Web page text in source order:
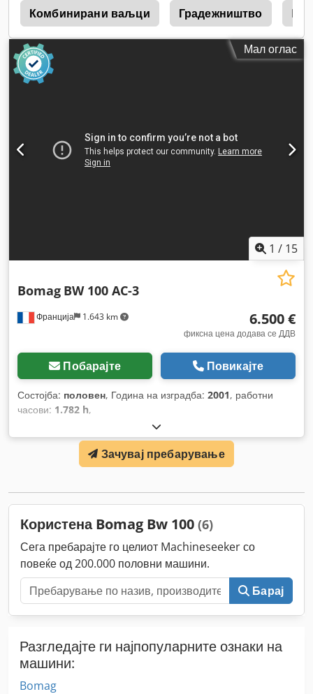
Комбинирани ваљци Градежништво
Мал оглас
1 / 15
Франција 1.643 km
Bomag BW 100 AC-3
6.500 €
фиксна цена додава се ДДВ
Побарајте Повикајте
Состојба: половен, Година на изградба: 2001, работни
часови: 1.782 h,
Зачувај пребарување
Користена Bomag Bw 100 (6)
Сега пребарајте го целиот Machineseeker со
повеќе од 200.000 половни машини.
Барај
Разгледајте ги најпопуларните ознаки на
машини:
Bomag